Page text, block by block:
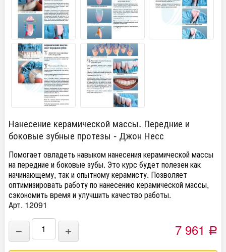
Нанесение керамической массы. Передние и
боковые зубные протезы - Джон Несс
Помогает овладеть навыком нанесения керамической массы
на передние и боковые зубы. Это курс будет полезен как
начинающему, так и опытному керамисту. Позволяет
оптимизировать работу по нанесению керамической массы,
сэкономить время и улучшить качество работы.
Арт. 12091
− + 7 961 Р